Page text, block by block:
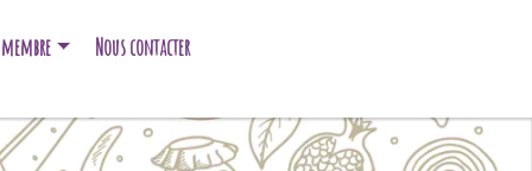
Nous contacter